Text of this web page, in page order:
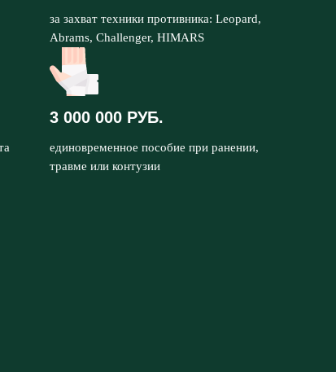
за захват техники противника: Leopard,
Abrams, Challenger, HIMARS
3 000 000 РУБ.
единовременное пособие при ранении,
травме или контузии